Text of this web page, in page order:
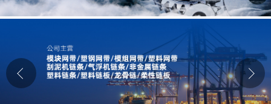
产品展厅
联系方式
在线留言